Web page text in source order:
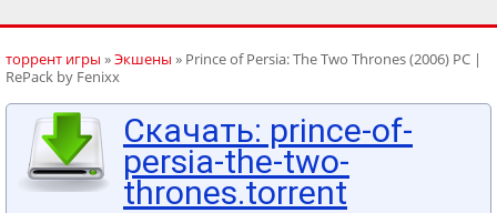
торрент игры »Экшены » Prince of Persia: The Two Thrones (2006) PC |
RePack by Fenixx
Скачать: prince-of-
persia-the-two-
thrones.torrent